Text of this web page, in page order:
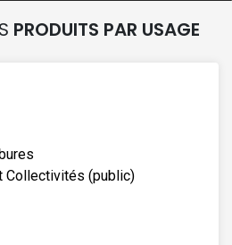
PRODUITS PAR USAGE
Collectivités (public)